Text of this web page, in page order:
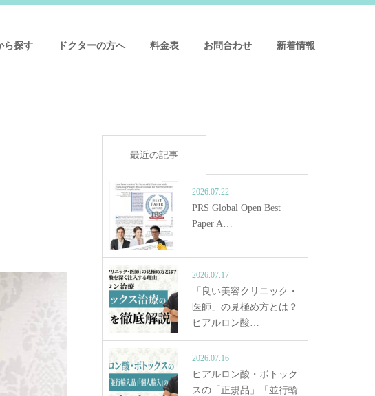
ら探す ドクターの方へ 料金表 お問合わせ 新着情報
最近の記事
2026.07.22
PRS Global Open Best
Paper A…
2026.07.17
「良い美容クリニック・
医師」の見極め方とは？
ヒアルロン酸…
2026.07.16
ヒアルロン酸・ボトック
スの「正規品」「並行輸